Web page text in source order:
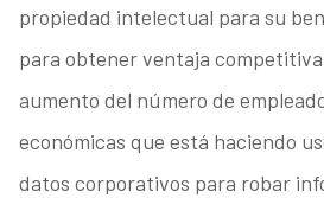
propiedad intelectual para su
para obtener ventaja
aumento del número de
económicas que está haciendo
datos corporativos para robar